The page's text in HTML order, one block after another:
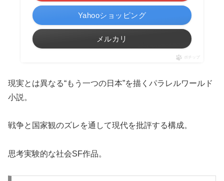
Yahooショッピング
メルカリ
ポチップ
現実とは異なる“もう一つの日本”を描くパラレルワールド
小説。
戦争と国家観のズレを通して現代を批評する構成。
思考実験的な社会SF作品。